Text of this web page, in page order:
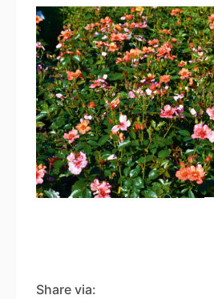
9 juillet 2024
Sous le soleil
Share via: